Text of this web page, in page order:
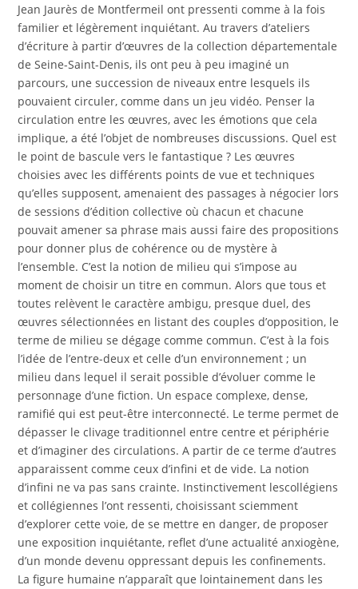
Jean Jaurès de Montfermeil ont pressenti comme à la fois
familier et légèrement inquiétant. Au travers d’ateliers
d’écriture à partir d’œuvres de la collection départementale
de Seine-Saint-Denis, ils ont peu à peu imaginé un
parcours, une succession de niveaux entre lesquels ils
pouvaient circuler, comme dans un jeu vidéo. Penser la
circulation entre les œuvres, avec les émotions que cela
implique, a été l’objet de nombreuses discussions. Quel est
le point de bascule vers le fantastique ? Les œuvres
choisies avec les différents points de vue et techniques
qu’elles supposent, amenaient des passages à négocier lors
de sessions d’édition collective où chacun et chacune
pouvait amener sa phrase mais aussi faire des propositions
pour donner plus de cohérence ou de mystère à
l’ensemble. C’est la notion de milieu qui s’impose au
moment de choisir un titre en commun. Alors que tous et
toutes relèvent le caractère ambigu, presque duel, des
œuvres sélectionnées en listant des couples d’opposition, le
terme de milieu se dégage comme commun. C’est à la fois
l’idée de l’entre-deux et celle d’un environnement ; un
milieu dans lequel il serait possible d’évoluer comme le
personnage d’une fiction. Un espace complexe, dense,
ramifié qui est peut-être interconnecté. Le terme permet de
dépasser le clivage traditionnel entre centre et périphérie
et d’imaginer des circulations. A partir de ce terme d’autres
apparaissent comme ceux d’infini et de vide. La notion
d’infini ne va pas sans crainte. Instinctivement lescollégiens
et collégiennes l’ont ressenti, choisissant sciemment
d’explorer cette voie, de se mettre en danger, de proposer
une exposition inquiétante, reflet d’une actualité anxiogène,
d’un monde devenu oppressant depuis les confinements.
La figure humaine n’apparaît que lointainement dans les